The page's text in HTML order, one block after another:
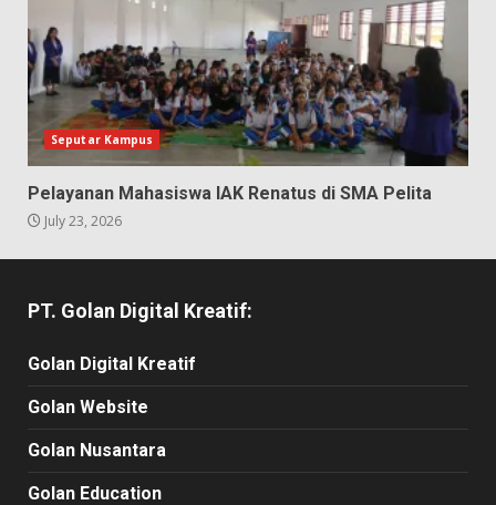
Seputar Kampus
Pelayanan Mahasiswa IAK Renatus di SMA Pelita
July 23, 2026
PT. Golan Digital Kreatif:
Golan Digital Kreatif
Golan Website
Golan Nusantara
Golan Education